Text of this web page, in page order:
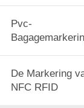
Pvc-
De Markering
NFC RFID